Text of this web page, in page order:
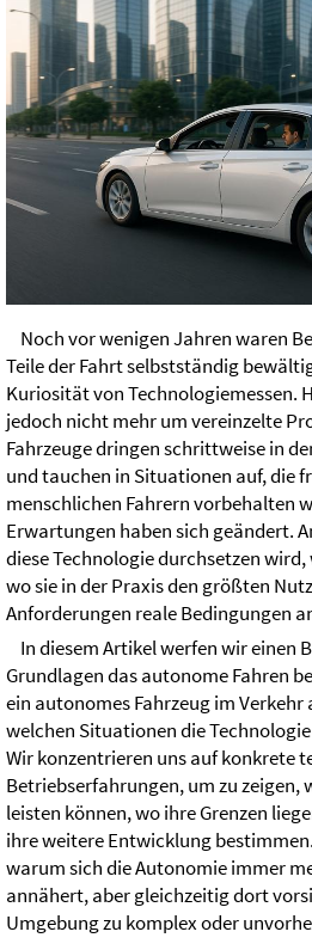
Noch vor wenigen Jahren waren
Teile der Fahrt selbstständig
Kuriosität von Technologiemessen.
jedoch nicht mehr um vereinzelte
Fahrzeuge dringen schrittweise in
und tauchen in Situationen auf, die
menschlichen Fahrern vorbehalten
Erwartungen haben sich geändert.
diese Technologie durchsetzen
wo sie in der Praxis den größten
Anforderungen reale Bedingungen
In diesem Artikel werfen wir einen
Grundlagen das autonome Fahren
ein autonomes Fahrzeug im
welchen Situationen die
Wir konzentrieren uns auf konkrete
Betriebserfahrungen, um zu zeigen,
leisten können, wo ihre Grenzen
ihre weitere Entwicklung
warum sich die Autonomie immer
annähert, aber gleichzeitig dort
Umgebung zu komplex oder